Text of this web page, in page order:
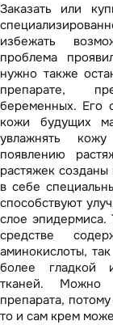
Заказать или
избежать
проблема
нужно также
препарате,
беременных. Его
кожи будущих
увлажнять
появлению
растяжек
в себе
способствуют
слое
средстве
аминокислоты,
более гладкой
тканей. Можно
препарата,
то и сам крем